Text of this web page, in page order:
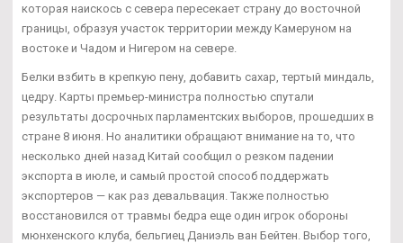
которая наискось с севера пересекает страну до восточной
границы, образуя участок территории между Камеруном на
востоке и Чадом и Нигером на севере.
Белки взбить в крепкую пену, добавить сахар, тертый миндаль,
цедру. Карты премьер-министра полностью спутали
результаты досрочных парламентских выборов, прошедших в
стране 8 июня. Но аналитики обращают внимание на то, что
несколько дней назад Китай сообщил о резком падении
экспорта в июле, и самый простой способ поддержать
экспортеров — как раз девальвация. Также полностью
восстановился от травмы бедра еще один игрок обороны
мюнхенского клуба, бельгиец Даниэль ван Бейтен. Выбор того,